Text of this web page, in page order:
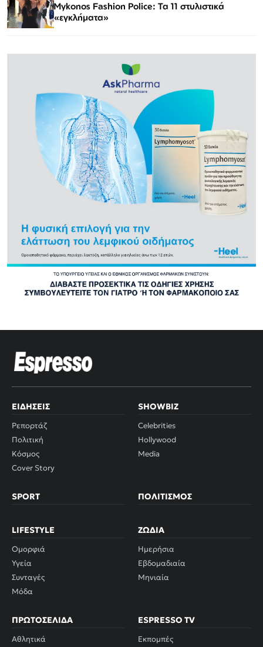
Mykonos Fashion Police: Τα 11 στυλιστικά
«εγκλήματα»
ΕΙΔΉΣΕΙΣ
Ρεπορτάζ
Πολιτική
Κόσμος
Cover Story
SHOWBIZ
Celebrities
Hollywood
Media
SPORT ΠΟΛΙΤΙΣΜΌΣ
LIFESTYLE
Ομορφιά
Υγεία
Συνταγές
Μόδα
ΖΏΔΙΑ
Ημερήσια
Εβδομαδιαία
Μηνιαία
ΠΡΩΤΟΣΈΛΙΔΑ
Αθλητικά
ESPRESSO TV
Εκπομπές